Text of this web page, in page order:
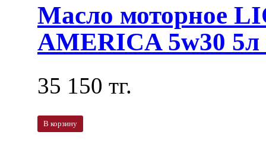
Масло моторное
AMERICA 5w30 5л
35 150 тг.
В корзину